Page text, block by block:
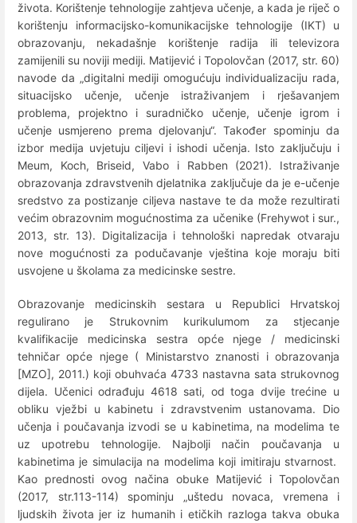
života. Korištenje tehnologije zahtjeva učenje, a kada je riječ o
korištenju informacijsko-komunikacijske tehnologije (IKT) u
obrazovanju, nekadašnje korištenje radija ili televizora
zamijenili su noviji mediji. Matijević i Topolovčan (2017, str. 60)
navode da „digitalni mediji omogućuju individualizaciju rada,
situacijsko učenje, učenje istraživanjem i rješavanjem
problema, projektno i suradničko učenje, učenje igrom i
učenje usmjereno prema djelovanju“. Također spominju da
izbor medija uvjetuju ciljevi i ishodi učenja. Isto zaključuju i
Meum, Koch, Briseid, Vabo i Rabben (2021). Istraživanje
obrazovanja zdravstvenih djelatnika zaključuje da je e-učenje
sredstvo za postizanje ciljeva nastave te da može rezultirati
većim obrazovnim mogućnostima za učenike (Frehywot i sur.,
2013, str. 13). Digitalizacija i tehnološki napredak otvaraju
nove mogućnosti za podučavanje vještina koje moraju biti
usvojene u školama za medicinske sestre.
Obrazovanje medicinskih sestara u Republici Hrvatskoj
regulirano je Strukovnim kurikulumom za stjecanje
kvalifikacije medicinska sestra opće njege / medicinski
tehničar opće njege ( Ministarstvo znanosti i obrazovanja
[MZO], 2011.) koji obuhvaća 4733 nastavna sata strukovnog
dijela. Učenici odrađuju 4618 sati, od toga dvije trećine u
obliku vježbi u kabinetu i zdravstvenim ustanovama. Dio
učenja i poučavanja izvodi se u kabinetima, na modelima te
uz upotrebu tehnologije. Najbolji način poučavanja u
kabinetima je simulacija na modelima koji imitiraju stvarnost.
Kao prednosti ovog načina obuke Matijević i Topolovčan
(2017, str.113-114) spominju „uštedu novaca, vremena i
ljudskih života jer iz humanih i etičkih razloga takva obuka